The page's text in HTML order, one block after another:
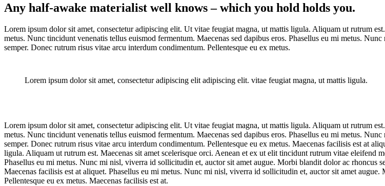
Any half-awake materialist well knows – which you hold holds you.
Lorem ipsum dolor sit amet, consectetur adipiscing elit. Ut vitae feugiat magna, ut mattis ligula. Aliquam ut rutrum
metus. Nunc tincidunt venenatis tellus euismod fermentum. Maecenas sed dapibus eros. Phasellus eu mi metus.
semper. Donec rutrum risus vitae arcu interdum condimentum. Pellentesque eu ex metus.
Lorem ipsum dolor sit amet, consectetur adipiscing elit adipiscing elit. vitae feugiat magna, ut mattis ligula.
Lorem ipsum dolor sit amet, consectetur adipiscing elit. Ut vitae feugiat magna, ut mattis ligula. Aliquam ut rutrum
metus. Nunc tincidunt venenatis tellus euismod fermentum. Maecenas sed dapibus eros. Phasellus eu mi metus.
semper. Donec rutrum risus vitae arcu interdum condimentum. Pellentesque eu ex metus. Maecenas facilisis est at
ligula. Aliquam ut rutrum est. Maecenas sit amet scelerisque orci. Aenean et ex ut elit tincidunt rutrum vitae eleifend
Phasellus eu mi metus. Nunc mi nisl, viverra id sollicitudin et, auctor sit amet augue. Morbi blandit dolor ac rhoncus
Maecenas facilisis est at aliquet. Phasellus eu mi metus. Nunc mi nisl, viverra id sollicitudin et, auctor sit amet
Pellentesque eu ex metus. Maecenas facilisis est at.